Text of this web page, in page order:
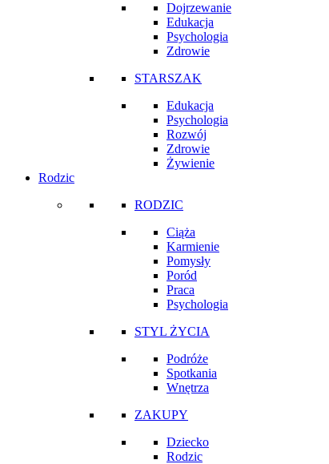
Dojrzewanie
Edukacja
Psychologia
Zdrowie
STARSZAK
Edukacja
Psychologia
Rozwój
Zdrowie
Żywienie
Rodzic
RODZIC
Ciąża
Karmienie
Pomysły
Poród
Praca
Psychologia
STYL ŻYCIA
Podróże
Spotkania
Wnętrza
ZAKUPY
Dziecko
Rodzic